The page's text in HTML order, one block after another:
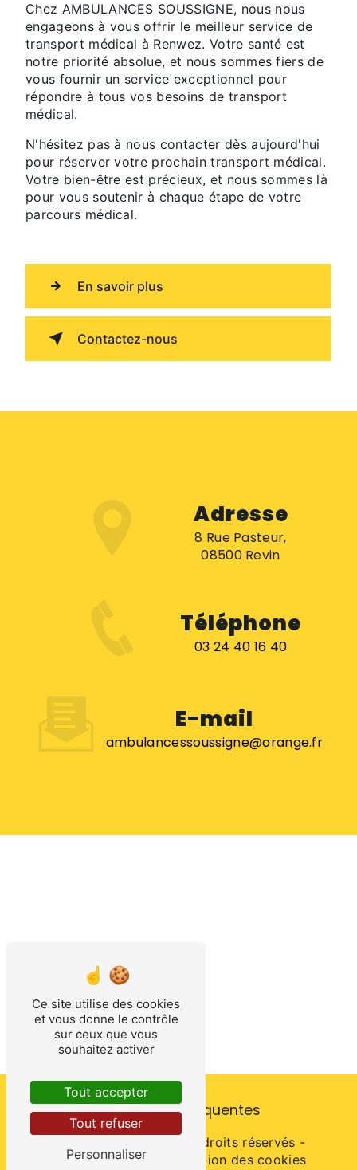
Chez AMBULANCES SOUSSIGNE, nous nous
engageons à vous offrir le meilleur service de
transport médical à Renwez. Votre santé est
notre priorité absolue, et nous sommes fiers de
vous fournir un service exceptionnel pour
répondre à tous vos besoins de transport
médical.
N'hésitez pas à nous contacter dès aujourd'hui
pour réserver votre prochain transport médical.
Votre bien-être est précieux, et nous sommes là
pour vous soutenir à chaque étape de votre
parcours médical.
En savoir plus
Contactez-nous
Adresse
8 Rue Pasteur,
08500 Revin
Téléphone
03 24 40 16 40
E-mail
ambulancessoussigne@orange.fr
Recherches fréquentes
- 2026 - Tous droits réservés -
Mentions légales
Gestion des cookies
Ce site utilise des cookies
et vous donne le contrôle
sur ceux que vous
souhaitez activer
Tout accepter
Tout refuser
Personnaliser